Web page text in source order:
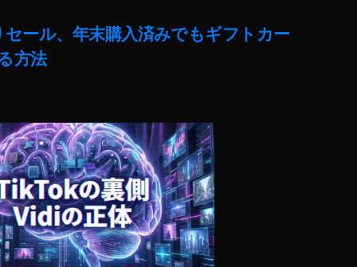
ール、年末購入済みでもギフトカー
方法